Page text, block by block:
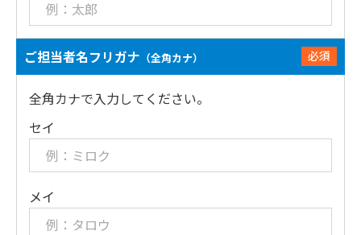
必須
ご担当者名フリガナ （全角カナ）
全角カナで入力してください。
セイ
メイ